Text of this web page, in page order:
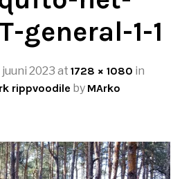
general-1-1
2023 at 1728 × 1080 in
rippvoodile by MArko